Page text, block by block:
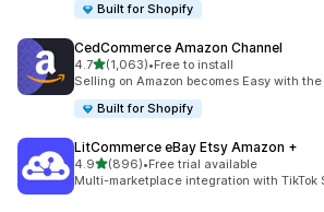
Built for Shopify
CedCommerce Amazon Channel
4.7เต็ม 5 ดาว
(1,063)
ทั้งหมด 1063 รีวิว
•Free to install
Selling on Amazon becomes Easy with
Built for Shopify
LitCommerce eBay Etsy Amazon +
4.9เต็ม 5 ดาว
(896)
ทั้งหมด 896 รีวิว
•Free trial available
Multi-marketplace integration with TikTok